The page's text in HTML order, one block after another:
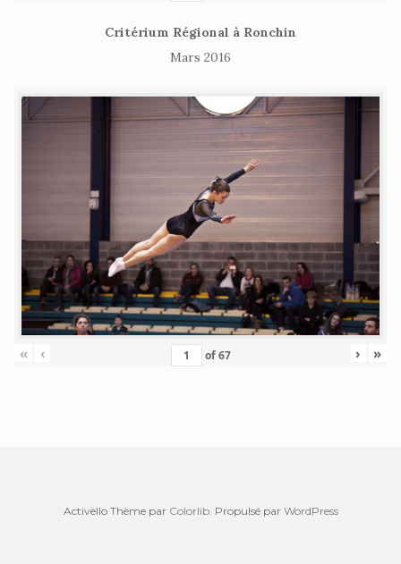
Critérium Régional à Ronchin
Mars 2016
« ‹ of67 › »
Activello Thème par Colorlib. Propulsé par WordPress